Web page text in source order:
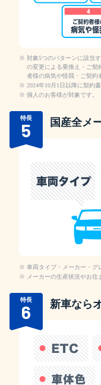
対象5つのパターンに該当
の変更による乗換え・ご契
者様の病気や怪我・ご契約
2024年10月1日以降に契約
個人のお客様が対象です。
特長
5 国産全メ
車両タイプ・メーカー・グ
メーカーの生産状況やお住
特長
6 新車なら